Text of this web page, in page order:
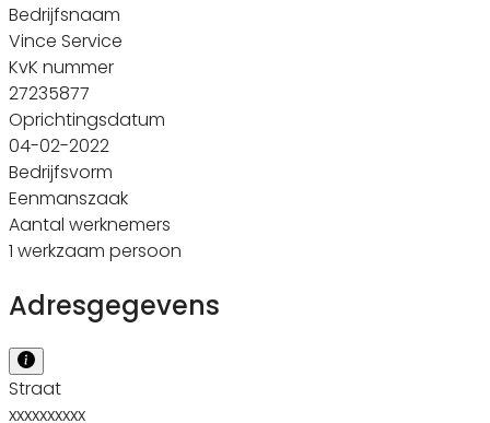
Bedrijfsnaam
Vince Service
KvK nummer
27235877
Oprichtingsdatum
04-02-2022
Bedrijfsvorm
Eenmanszaak
Aantal werknemers
1 werkzaam persoon
Adresgegevens
Straat
xxxxxxxxxx